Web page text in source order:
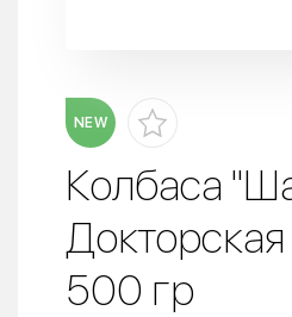
NEW
Колбаса
500 гр